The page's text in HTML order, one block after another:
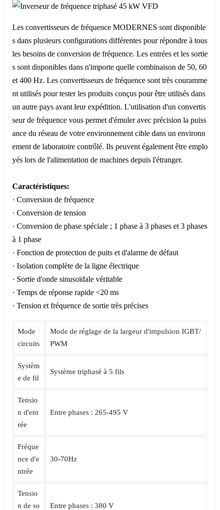
Les convertisseurs de fréquence MODERNES sont disponible
s dans plusieurs configurations différentes pour répondre à tous
les besoins de conversion de fréquence. Les entrées et les sortie
s sont disponibles dans n'importe quelle combinaison de 50, 60
et 400 Hz. Les convertisseurs de fréquence sont très couramme
nt utilisés pour tester les produits conçus pour être utilisés dans
un autre pays avant leur expédition. L'utilisation d'un convertis
seur de fréquence vous permet d'émuler avec précision la puiss
ance du réseau de votre environnement cible dans un environn
ement de laboratoire contrôlé. Ils peuvent également être emplo
yés lors de l'alimentation de machines depuis l'étranger.
Caractéristiques:
· Conversion de fréquence
· Conversion de tension
· Conversion de phase spéciale ; 1 phase à 3 phases et 3 phases
à 1 phase
· Fonction de protection de puits et d'alarme de défaut
· Isolation complète de la ligne électrique
· Sortie d'onde sinusoïdale véritable
· Temps de réponse rapide <20 ms
· Tension et fréquence de sortie très précises
Mode
circuits
Mode de réglage de la largeur d'impulsion IGBT/
PWM
Systèm
e de fil
Système triphasé à 5 fils
Tensio
n d'ent
rée
Entre phases : 265-495 V
Fréque
nce d'e
ntrée
30-70Hz
Tensio
n de so
Entre phases : 380 V